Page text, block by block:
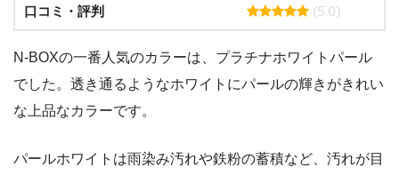
口コミ・評判 (5.0)
N-BOXの一番人気のカラーは、プラチナホワイトパール
でした。透き通るようなホワイトにパールの輝きがきれい
な上品なカラーです。
パールホワイトは雨染み汚れや鉄粉の蓄積など、汚れが目